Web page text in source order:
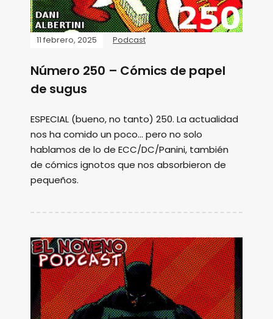
11 febrero, 2025 Podcast
Número 250 – Cómics de papel
de sugus
ESPECIAL (bueno, no tanto) 250. La actualidad
nos ha comido un poco... pero no solo
hablamos de lo de ECC/DC/Panini, también
de cómics ignotos que nos absorbieron de
pequeños.